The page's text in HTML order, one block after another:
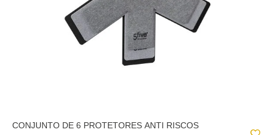
CONJUNTO DE 6 PROTETORES ANTI RISCOS